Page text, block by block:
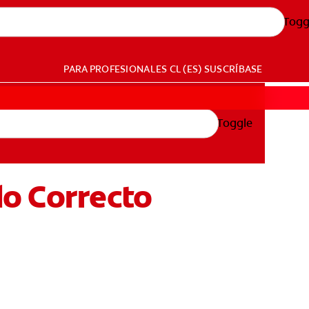
PARA PROFESIONALES CL (ES) SUSCRÍBASE
Toggle
Correcto